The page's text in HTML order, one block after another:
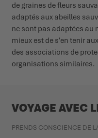
de graines de fleurs
adaptés aux abeilles
ne sont pas adaptées au
mieux est de s'en tenir
des associations de
organisations similaires.
VOYAGE AVEC
PRENDS CONSCIENCE DE